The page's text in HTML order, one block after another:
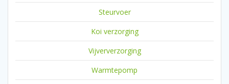
Steurvoer
Koi verzorging
Vijververzorging
Warmtepomp